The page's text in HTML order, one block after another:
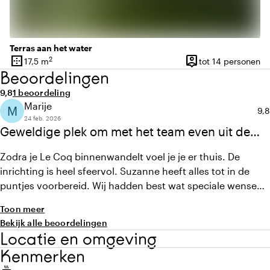
Terras aan het water
border_outer
Oppervlakte
17,5 m2 person_pin
Capaciteit
tot 14 personen
Beoordelingen
Gemiddelde beoordeling van 9,8 uit 10
9,8Aantal beoordelingen: 1
1 beoordeling
Geweldige plek om met het team even uit de
M Marije
24 feb. 2026
9,8
Zodra je Le Coq binnenwandelt voel je je er thuis. De
inrichting is heel sfeervol. Suzanne heeft alles tot in de
puntjes voorbereid. Wij hadden best wat speciale wensen
draaide haar hand er niet voor om en dacht heel goed met
ons mee. Geen vraag was te gek voor haar. Met ons team
hebben wij een heerlijke dag gehad, weg van de dagelijkse
werkomgeving en -hectiek.
Toon meer
Bekijk alle beoordelingen
Locatie en omgeving
Kenmerken